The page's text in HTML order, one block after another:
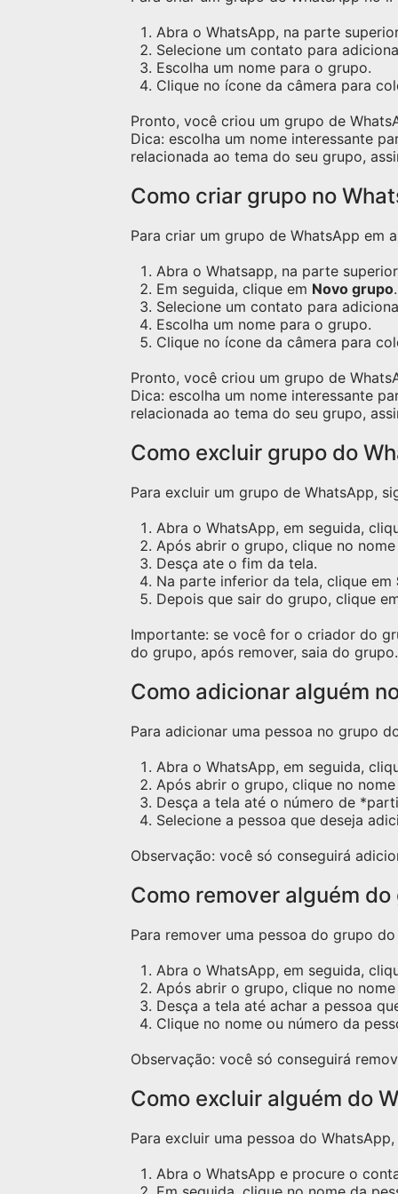
Abra o WhatsApp, na parte
Selecione um contato para
Escolha um nome para o grupo.
Clique no ícone da câmera para
Pronto, você criou um grupo de
Dica: escolha um nome interessante
relacionada ao tema do seu grupo,
Como criar grupo no
Para criar um grupo de WhatsApp em
Abra o Whatsapp, na parte
Em seguida, clique em Novo grupo.
Selecione um contato para
Escolha um nome para o grupo.
Clique no ícone da câmera para
Pronto, você criou um grupo de
Dica: escolha um nome interessante
relacionada ao tema do seu grupo,
Como excluir grupo do
Para excluir um grupo de WhatsApp,
Abra o WhatsApp, em seguida,
Após abrir o grupo, clique no
Desça ate o fim da tela.
Na parte inferior da tela, clique em
Depois que sair do grupo, clique
Importante: se você for o criador do
do grupo, após remover, saia do grupo.
Como adicionar alguém
Para adicionar uma pessoa no grupo
Abra o WhatsApp, em seguida,
Após abrir o grupo, clique no
Desça a tela até o número de
Selecione a pessoa que deseja
Observação: você só conseguirá
Como remover alguém
Para remover uma pessoa do grupo
Abra o WhatsApp, em seguida,
Após abrir o grupo, clique no
Desça a tela até achar a pessoa
Clique no nome ou número da
Observação: você só conseguirá
Como excluir alguém do
Para excluir uma pessoa do
Abra o WhatsApp e procure o